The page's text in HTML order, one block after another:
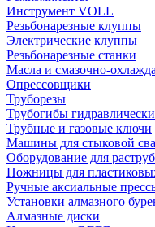
Инструмент VOLL
Резьбонарезные клуппы
Электрические клуппы
Резьбонарезные станки
Масла и смазочно-
Опрессовщики
Труборезы
Трубогибы
Трубные и газовые ключи
Машины для стыковой
Оборудование для
Ножницы для
Ручные аксиальные
Установки алмазного
Алмазные диски